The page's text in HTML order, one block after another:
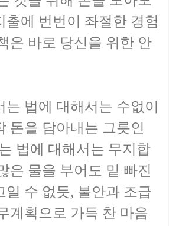
출에 번번이 좌절한 경험
은 바로 당신을 위한 안
법에 대해서는 수없이
돈을 담아내는 그릇인
법에 대해서는 무지합
은 물을 부어도 밑 빠진
일 수 없듯, 불안과 조급
계획으로 가득 찬 마음